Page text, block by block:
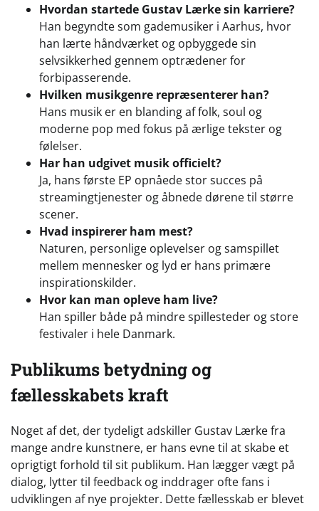
Hvordan startede Gustav Lærke sin karriere?
Han begyndte som gademusiker i Aarhus, hvor
han lærte håndværket og opbyggede sin
selvsikkerhed gennem optrædener for
forbipasserende.
Hvilken musikgenre repræsenterer han?
Hans musik er en blanding af folk, soul og
moderne pop med fokus på ærlige tekster og
følelser.
Har han udgivet musik officielt?
Ja, hans første EP opnåede stor succes på
streamingtjenester og åbnede dørene til større
scener.
Hvad inspirerer ham mest?
Naturen, personlige oplevelser og samspillet
mellem mennesker og lyd er hans primære
inspirationskilder.
Hvor kan man opleve ham live?
Han spiller både på mindre spillesteder og store
festivaler i hele Danmark.
Publikums betydning og
fællesskabets kraft
Noget af det, der tydeligt adskiller Gustav Lærke fra
mange andre kunstnere, er hans evne til at skabe et
oprigtigt forhold til sit publikum. Han lægger vægt på
dialog, lytter til feedback og inddrager ofte fans i
udviklingen af nye projekter. Dette fællesskab er blevet